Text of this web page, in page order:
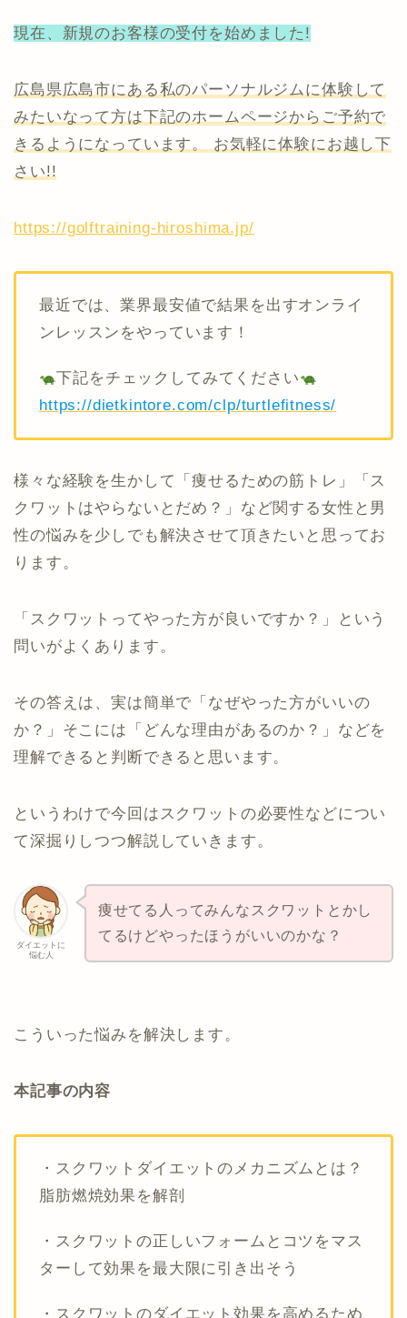
現在、新規のお客様の受付を始めました!
広島県広島市にある私のパーソナルジムに体験して
みたいなって方は下記のホームページからご予約で
きるようになっています。 お気軽に体験にお越し下
さい!!
https://golftraining-hiroshima.jp/
最近では、業界最安値で結果を出すオンライ
ンレッスンをやっています！
下記をチェックしてみてください
https://dietkintore.com/clp/turtlefitness/
様々な経験を生かして「痩せるための筋トレ」「ス
クワットはやらないとだめ？」など関する女性と男
性の悩みを少しでも解決させて頂きたいと思ってお
ります。
「スクワットってやった方が良いですか？」という
問いがよくあります。
その答えは、実は簡単で「なぜやった方がいいの
か？」そこには「どんな理由があるのか？」などを
理解できると判断できると思います。
というわけで今回はスクワットの必要性などについ
て深掘りしつつ解説していきます。
ダイエットに
悩む人
痩せてる人ってみんなスクワットとかし
てるけどやったほうがいいのかな？
こういった悩みを解決します。
本記事の内容
・スクワットダイエットのメカニズムとは？
脂肪燃焼効果を解剖
・スクワットの正しいフォームとコツをマス
ターして効果を最大限に引き出そう
・スクワットのダイエット効果を高めるため